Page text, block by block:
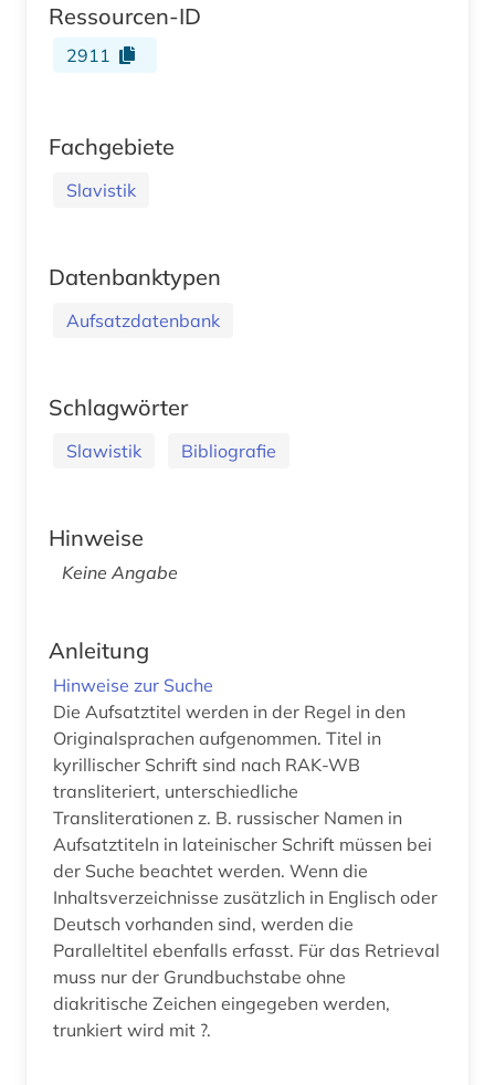
Ressourcen-ID
2911
Fachgebiete
Slavistik
Datenbanktypen
Aufsatzdatenbank
Schlagwörter
Slawistik Bibliografie
Hinweise
Keine Angabe
Anleitung
Hinweise zur Suche
Die Aufsatztitel werden in der Regel in den
Originalsprachen aufgenommen. Titel in
kyrillischer Schrift sind nach RAK-WB
transliteriert, unterschiedliche
Transliterationen z. B. russischer Namen in
Aufsatztiteln in lateinischer Schrift müssen bei
der Suche beachtet werden. Wenn die
Inhaltsverzeichnisse zusätzlich in Englisch oder
Deutsch vorhanden sind, werden die
Paralleltitel ebenfalls erfasst. Für das Retrieval
muss nur der Grundbuchstabe ohne
diakritische Zeichen eingegeben werden,
trunkiert wird mit ?.